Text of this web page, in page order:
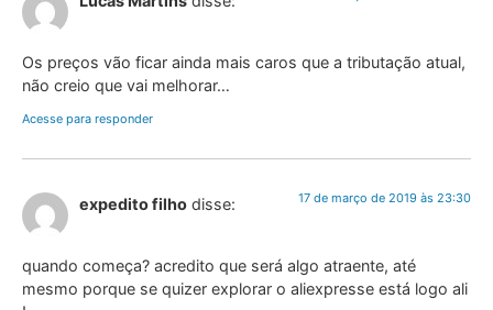
Os preços vão ficar ainda mais caros que a tributação atual,
não creio que vai melhorar…
Acesse para responder
expedito filho disse: 17 de março de 2019 às 23:30
quando começa? acredito que será algo atraente, até
mesmo porque se quizer explorar o aliexpresse está logo ali